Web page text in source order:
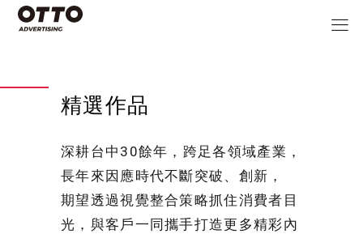
精選作品
深耕台中30餘年，跨足各領域產業，
長年來因應時代不斷突破、創新，
期望透過視覺整合策略抓住消費者目
光，與客戶一同攜手打造更多精彩內